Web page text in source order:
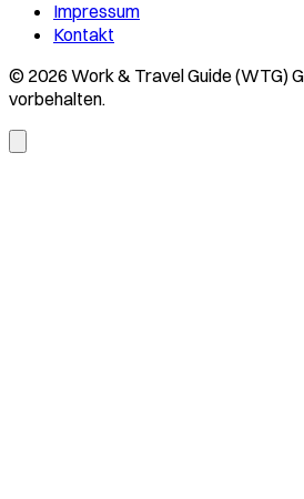
Impressum
Kontakt
© 2026 Work & Travel Guide (WTG)
vorbehalten.